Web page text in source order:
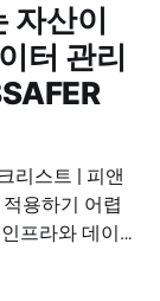
자산이
터 관리
리스트 | 피앤